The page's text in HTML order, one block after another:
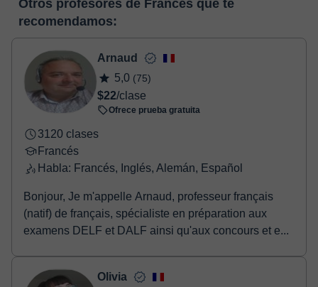
enlace puedes ver una demo del aula y conocerla:
virtual
horas, podrás realizar el pago mediante nuestro TPV virtual.
Tienes dos opciones para efectuar el pago:
- Tarjeta de crédito.
- Paypal.
Una vez realices el pago de la clase, recibirás un e-mail de
confirmación de la reserva.
Otros profesores de Francés que te
recomendamos:
Arnaud
5,0 (75)
$22/clase
Ofrece prueba gratuita
3120 clases
Francés
Habla: Francés, Inglés, Alemán, Español
Bonjour, Je m'appelle Arnaud, professeur français
(natif) de français, spécialiste en préparation aux
examens DELF et DALF ainsi qu'aux concours et e...
Olivia